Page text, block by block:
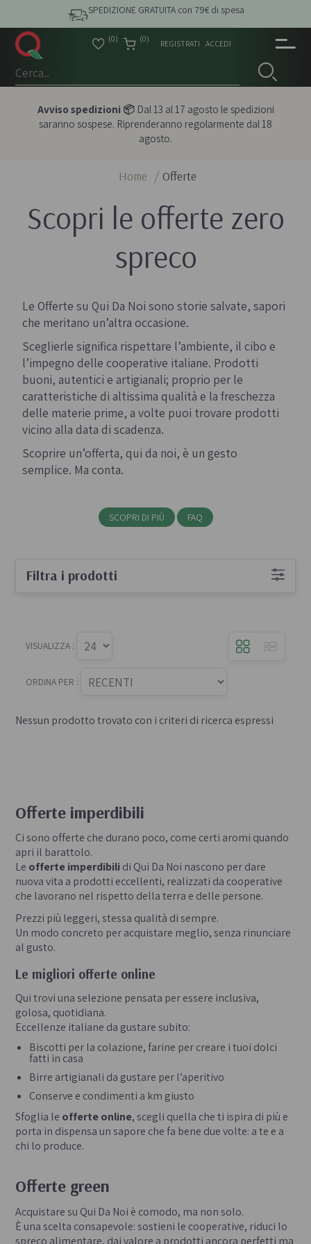
SPEDIZIONE GRATUITA con 79€ di spesa
(0) (0) REGISTRATI ACCEDI
Avviso spedizioni 📦Dal 13 al 17 agosto le spedizioni
saranno sospese. Riprenderanno regolarmente dal 18
agosto.
Home / Offerte
Scopri le offerte zero
spreco
Le Offerte su Qui Da Noi sono storie salvate, sapori
che meritano un’altra occasione.
Sceglierle significa rispettare l’ambiente, il cibo e
l’impegno delle cooperative italiane. Prodotti
buoni, autentici e artigianali; proprio per le
caratteristiche di altissima qualità e la freschezza
delle materie prime, a volte puoi trovare prodotti
vicino alla data di scadenza.
Scoprire un’offerta, qui da noi, è un gesto
semplice. Ma conta.
SCOPRI DI PIÙ FAQ
Filtra i prodotti
VISUALIZZA :
ORDINA PER :
Nessun prodotto trovato con i criteri di ricerca espressi
Offerte imperdibili
Ci sono offerte che durano poco, come certi aromi quando
apri il barattolo.
Le offerte imperdibilidi Qui Da Noi nascono per dare
nuova vita a prodotti eccellenti, realizzati da cooperative
che lavorano nel rispetto della terra e delle persone.
Prezzi più leggeri, stessa qualità di sempre.
Un modo concreto per acquistare meglio, senza rinunciare
al gusto.
Le migliori offerte online
Qui trovi una selezione pensata per essere inclusiva,
golosa, quotidiana.
Eccellenze italiane da gustare subito:
Biscotti per la colazione, farine per creare i tuoi dolci
fatti in casa
Birre artigianali da gustare per l’aperitivo
Conserve e condimenti a km giusto
Sfoglia le offerte online, scegli quella che ti ispira di più e
porta in dispensa un sapore che fa bene due volte: a te e a
chi lo produce.
Offerte green
Acquistare su Qui Da Noi è comodo, ma non solo.
È una scelta consapevole: sostieni le cooperative, riduci lo
spreco alimentare, dai valore a prodotti ancora perfetti ma